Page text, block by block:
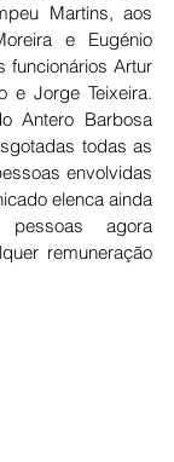
Martins, aos
e Eugénio
funcionários Artur
e Jorge Teixeira.
Antero Barbosa
todas as
envolvidas
elenca ainda
agora
remuneração